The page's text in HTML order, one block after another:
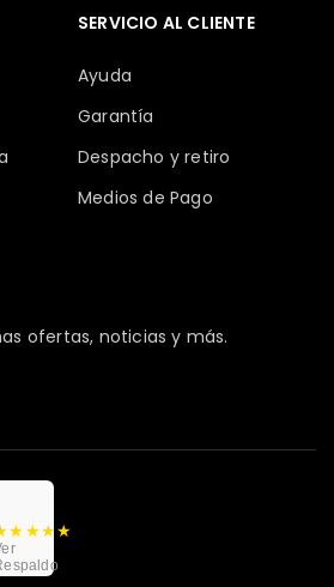
SERVICIO AL CLIENTE
Ayuda
Garantía
Despacho y retiro
Medios de Pago
ofertas, noticias y más.